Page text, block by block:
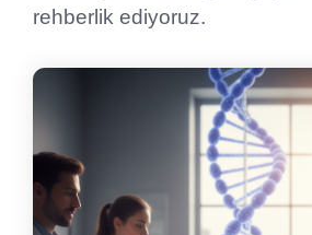
rehberlik ediyoruz.